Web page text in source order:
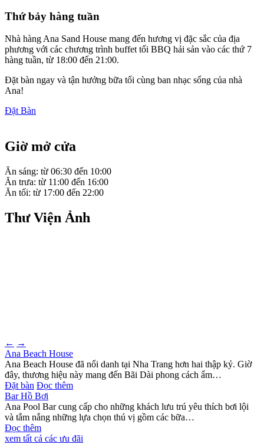
Thứ bảy hàng tuần
Nhà hàng Ana Sand House mang đến hương vị đặc sắc của địa
phương với các chương trình buffet tối BBQ hải sản vào các thứ 7
hàng tuần, từ 18:00 đến 21:00.
Đặt bàn ngay và tận hưởng bữa tối cùng ban nhạc sống của nhà
Ana!
Đặt Bàn
Giờ mở cửa
Ăn sáng: từ 06:30 đến 10:00
Ăn trưa: từ 11:00 đến 16:00
Ăn tối: từ 17:00 đến 22:00
Thư Viện Ảnh
← →
Ana Beach House
Ana Beach House đã nổi danh tại Nha Trang hơn hai thập kỷ. Giờ
đây, thương hiệu này mang đến Bãi Dài phong cách ẩm…
Đặt bàn Đọc thêm
Bar Hồ Bơi
Ana Pool Bar cung cấp cho những khách lưu trú yêu thích bơi lội
và tắm nắng những lựa chọn thú vị gồm các bữa…
Đọc thêm
xem tất cả các ưu đãi